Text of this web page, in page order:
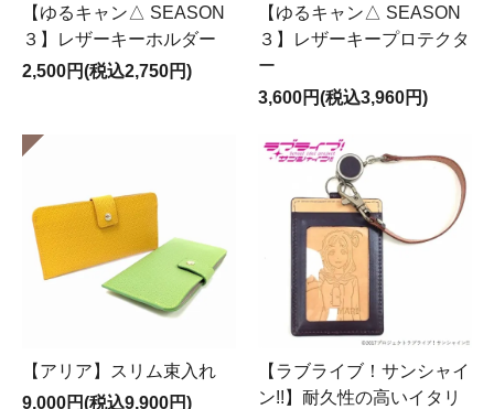
【ゆるキャン△ SEASON
３】レザーキーホルダー
2,500円(税込2,750円)
【ゆるキャン△ SEASON
３】レザーキープロテクタ
ー
3,600円(税込3,960円)
【アリア】スリム束入れ
9,000円(税込9,900円)
【ラブライブ！サンシャイ
ン!!】耐久性の高いイタリ